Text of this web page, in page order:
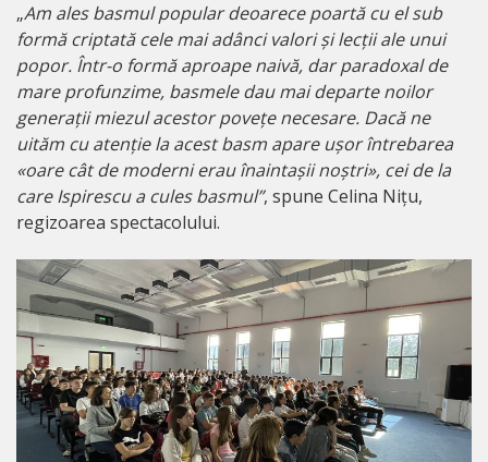
„Am ales basmul popular deoarece poartă cu el sub
formă criptată cele mai adânci valori și lecții ale unui
popor. Într-o formă aproape naivă, dar paradoxal de
mare profunzime, basmele dau mai departe noilor
generații miezul acestor povețe necesare. Dacă ne
uităm cu atenție la acest basm apare ușor întrebarea
«oare cât de moderni erau înaintașii noștri», cei de la
care Ispirescu a cules basmul”, spune Celina Nițu,
regizoarea spectacolului.